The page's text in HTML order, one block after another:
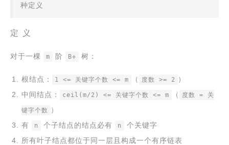
种定义
定 义
对于一棵 m 阶 B+ 树：
根结点： 1 <= 关键字个数 <= m （ 度数 >= 2
）
中间结点：
ceil(m/2) <= 关键字个数 <= m （ 度数 = 关
键字个数
）
有
n 个子结点的结点必有 n
个关键字
所有叶子结点都位于同一层且构成一个有序链表